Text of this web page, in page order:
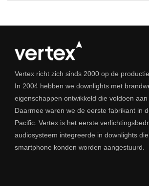
Vertex richt zich sinds 2000 op de
In 2004 hebben we downlights met
eigenschappen ontwikkeld die voldoen aan
Daarmee waren we de eerste fabrikant in
Pacific. Vertex is het eerste
audiosysteem integreerde in downlights
smartphone konden worden aangestuurd.